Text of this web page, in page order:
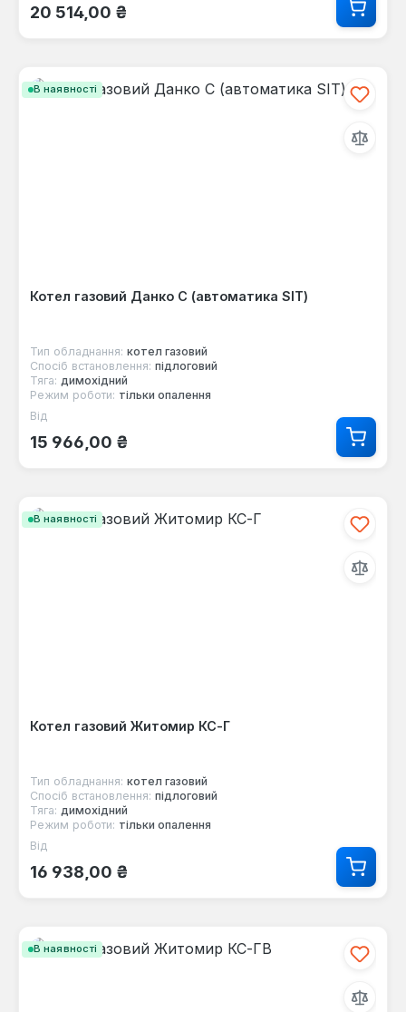
20 514,00 ₴
В наявності
Котел газовий Данко С (автоматика SIT)
Тип обладнання: котел газовий
Спосіб встановлення: підлоговий
Тяга: димохідний
Режим роботи: тільки опалення
Звичайна ціна:
Від
15 966,00 ₴
В наявності
Котел газовий Житомир КС-Г
Тип обладнання: котел газовий
Спосіб встановлення: підлоговий
Тяга: димохідний
Режим роботи: тільки опалення
Звичайна ціна:
Від
16 938,00 ₴
В наявності